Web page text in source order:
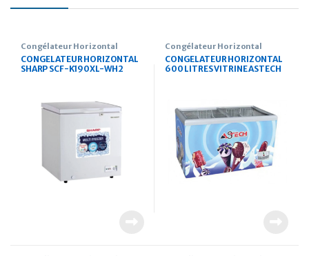
Congélateur Horizontal
CONGELATEUR HORIZONTAL
SHARP SCF-K190XL-WH2
Congélateur Horizontal
CONGELATEUR HORIZONTAL
600 LITRES VITRINE ASTECH